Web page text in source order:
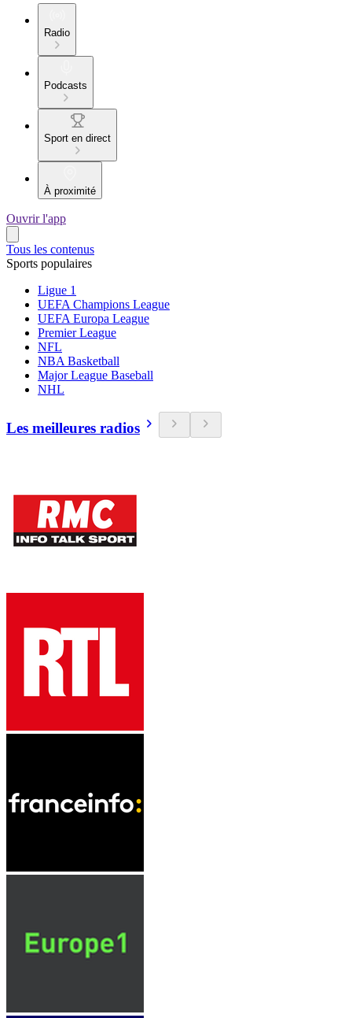
Radio
Podcasts
Sport en direct
À proximité
Ouvrir l'app
Tous les contenus
Sports populaires
Ligue 1
UEFA Champions League
UEFA Europa League
Premier League
NFL
NBA Basketball
Major League Baseball
NHL
Les meilleures radios